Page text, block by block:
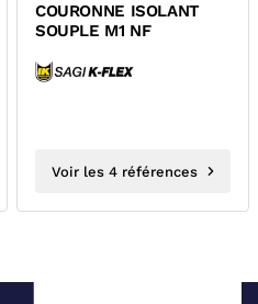
COURONNE ISOLANT
SOUPLE M1 NF
Voir les 4 références